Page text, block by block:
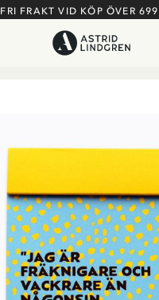
FRI FRAKT VID KÖP ÖVER 699